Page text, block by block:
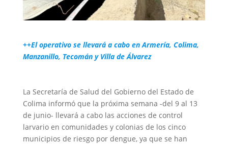
++El operativo se llevará a cabo en Armería, Colima,
Manzanillo, Tecomán y Villa de Álvarez
La Secretaría de Salud del Gobierno del Estado de
Colima informó que la próxima semana -del 9 al 13
de junio- llevará a cabo las acciones de control
larvario en comunidades y colonias de los cinco
municipios de riesgo por dengue, ya que se han